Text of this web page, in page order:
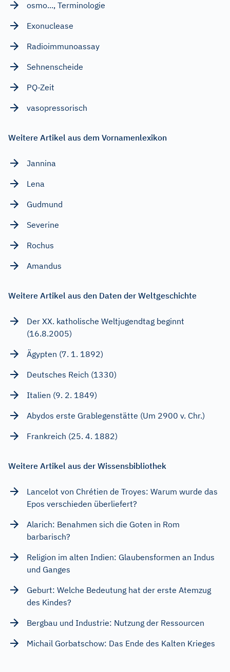
osmo..., Terminologie
Exonuclease
Radioimmunoassay
Sehnenscheide
PQ-Zeit
vasopressorisch
Weitere Artikel aus dem Vornamenlexikon
Jannina
Lena
Gudmund
Severine
Rochus
Amandus
Weitere Artikel aus den Daten der Weltgeschichte
Der XX. katholische Weltjugendtag beginnt
(16.8.2005)
Ägypten (7. 1. 1892)
Deutsches Reich (1330)
Italien (9. 2. 1849)
Abydos erste Grablegenstätte (Um 2900 v. Chr.)
Frankreich (25. 4. 1882)
Weitere Artikel aus der Wissensbibliothek
Lancelot von Chrétien de Troyes: Warum wurde das
Epos verschieden überliefert?
Alarich: Benahmen sich die Goten in Rom
barbarisch?
Religion im alten Indien: Glaubensformen an Indus
und Ganges
Geburt: Welche Bedeutung hat der erste Atemzug
des Kindes?
Bergbau und Industrie: Nutzung der Ressourcen
Michail Gorbatschow: Das Ende des Kalten Krieges